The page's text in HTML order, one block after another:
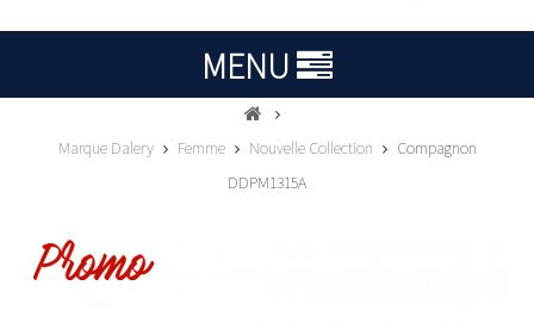
MENU
Marque Dalery Femme Nouvelle Collection
Compagnon
DDPM1315A